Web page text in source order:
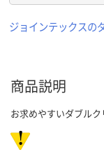
ジョインテックスの
商品説明
お求めやすいダブルク